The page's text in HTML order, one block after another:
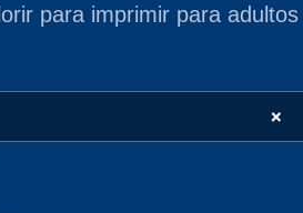
para imprimir para adultos
+